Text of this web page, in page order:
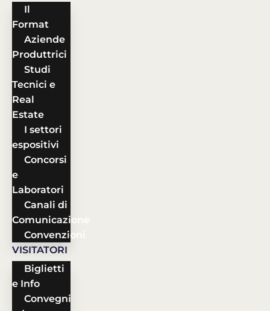
Il
Format
Aziende
Produttrici
Studi
Tecnici e
Real
Estate
I settori
espositivi
Concorsi
e
Laboratori
Canali di
Comunicazione
Convenzioni
VISITATORI
Biglietti
e Info
Convegni